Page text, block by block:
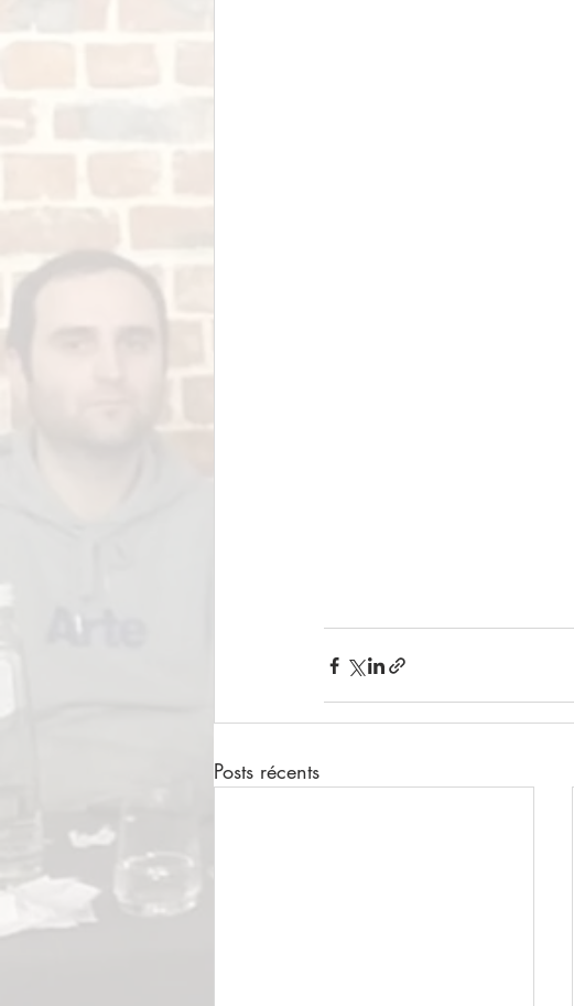
Posts récents